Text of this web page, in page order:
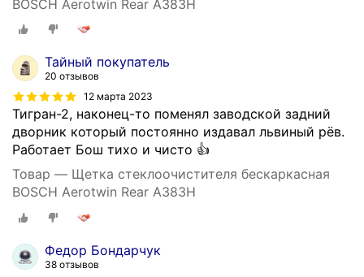
BOSCH Aerotwin Rear A383H
Тайный покупатель
20 отзывов
12 марта 2023
Тигран-2, наконец-то поменял заводской задний
дворник который постоянно издавал львиный рёв.
Работает Бош тихо и чисто 👍
Товар — Щетка стеклоочистителя бескаркасная
BOSCH Aerotwin Rear A383H
Федор Бондарчук
38 отзывов